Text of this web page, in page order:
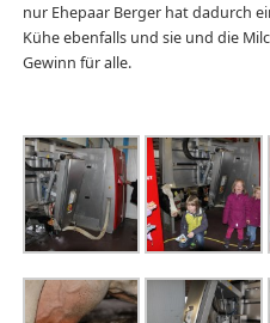
nur Ehepaar Berger hat dadurch
Kühe ebenfalls und sie und die
Gewinn für alle.